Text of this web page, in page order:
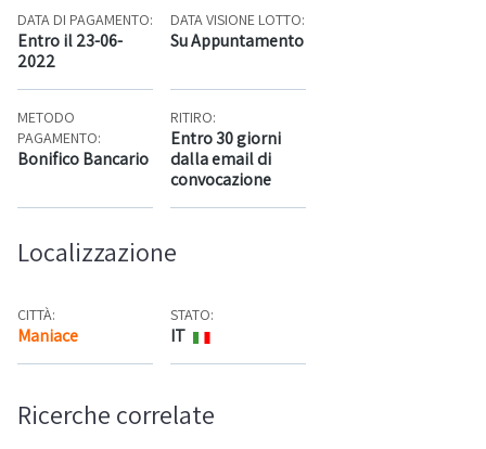
DATA DI PAGAMENTO:
Entro il 23-06-
2022
DATA VISIONE LOTTO:
Su Appuntamento
METODO
PAGAMENTO:
Bonifico Bancario
RITIRO:
Entro 30 giorni
dalla email di
convocazione
Localizzazione
CITTÀ:
Maniace Mappa
STATO:
IT
Ricerche correlate